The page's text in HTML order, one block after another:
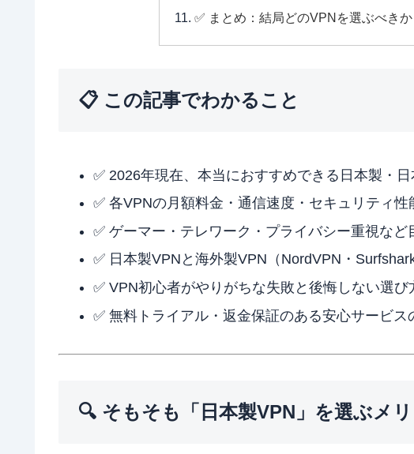
✅ まとめ：結局どのVPNを選ぶべきか
📋 この記事でわかること
✅ 2026年現在、本当におすすめできる日本製・
✅ 各VPNの月額料金・通信速度・セキュリティ性
✅ ゲーマー・テレワーク・プライバシー重視な
✅ 日本製VPNと海外製VPN（NordVPN・
✅ VPN初心者がやりがちな失敗と後悔しない選び
✅ 無料トライアル・返金保証のある安心サービス
🔍 そもそも「日本製VPN」を選ぶメ